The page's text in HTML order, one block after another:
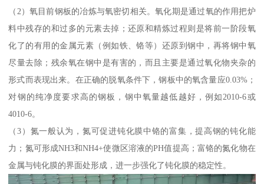
（2）氧目前钢板的冶炼与氧密切相关。氧化期是通过氧的作用把炉
料中残存的和过多的元素去掉；还原和精炼过程则是将前一阶段氧
化了的有用的金属元素（例如铁、铬等）还原到钢中，再将钢中氧
尽量去除；残余氧在钢中是有害的，而且主要是通过氧化物夹杂的
形式而表现出来。在正确的脱氧条件下，钢板中的氧含量应0.03%；
对钢的纯净度要求高的钢板，钢中氧量越低越好，例如2010-6或
4010-6。
（3）氮一般认为，氮可促进钝化膜中铬的富集，提高钢的钝化能
力；氮可形成NH3和NH4+使微区溶液的PH值提高；富铬的氮化物在
金属与钝化膜的界面处形成，进一步强化了钝化膜的稳定性。